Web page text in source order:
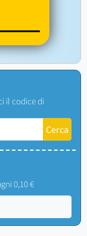
il codice di
0,10 €